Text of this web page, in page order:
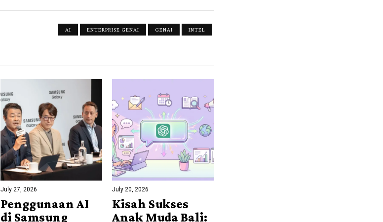
AI ENTERPRISE GENAI GENAI INTEL
July 27, 2026
Penggunaan AI
di Samsung
July 20, 2026
Kisah Sukses
Anak Muda Bali: